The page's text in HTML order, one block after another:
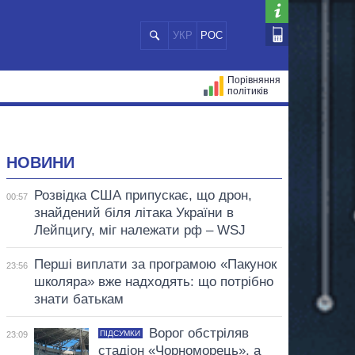
УКР РОС
Порівняння
політиків
НОВИНИ
00:57
Розвідка США припускає, що дрон,
знайдений біля літака України в
Лейпцигу, міг належати рф – WSJ
23:56
Перші виплати за програмою «Пакунок
школяра» вже надходять: що потрібно
знати батькам
23:09 ПІДСУМКИ
Ворог обстріляв
стадіон «Чорноморець», а